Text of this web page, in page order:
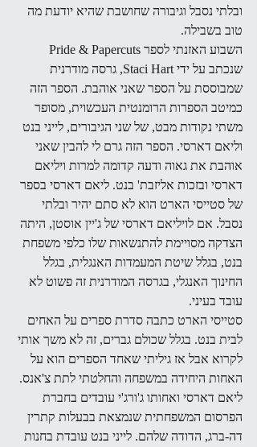
ובלתי נסבל וגיבורה שחושבת שהיא יודעת מה
טוב בשבילה.
שנכתב על ידי Staci Hart, גרסה מודרנית
שמבוססת על הספר שאני אוהבת. הספר הזה
כמיטב הספרות הרומנטית העכשוית, מסופר
משתי נקודות מבט, של שני הגיבורים, לייני בנט
וליאם דארסי. הספר הזה גרם לי להבין שאני
אוהבת את גאוה ודעה קדומה למרות ויליאם
דארסי ובזכות אליזבת' בנט. ליאם דארסי בספר
של סטייסי הארט הוא לא סתם יהיר ובלתי
נסבל. אם לויליאם דארסי של ג'יין אוסטן, היתה
הצדקה מסויימת להתנשאות שלו כלפי משפחת
בנט, בגלל שיטת המעמדות האנגלית, בגלל
החינוך האנגלי, בגרסה המודרנית זה פשוט לא
עובד בעיני.
סטייסי הארט כתבה סדרת ספרים על האחים
לבית בנט. בגלל שכולם גברים, זה לא משך אותי
לקרוא אבל אז גיליתי שאחד הספרים הוא על
האחות היחידה במשפחה והחלטתי לתת צ'אנס.
ליאם דארסי ואחותו ג'ורג'י עובדים בחברת
הפרסום המשפחתית שנמצאת בבעלות קתרין
דה-ברג, הדודה שלהם. לייני בנט עובדת בחנות